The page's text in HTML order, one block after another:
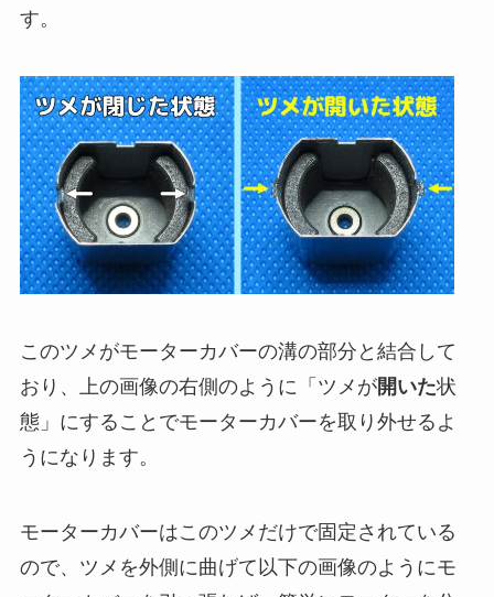
す。
このツメがモーターカバーの溝の部分と結合して
おり、上の画像の右側のように「ツメが開いた状
態」にすることでモーターカバーを取り外せるよ
うになります。
モーターカバーはこのツメだけで固定されている
ので、ツメを外側に曲げて以下の画像のようにモ